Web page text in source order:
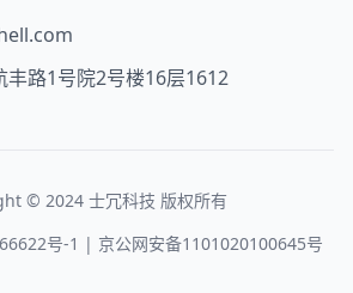
丰路1号院2号楼16层1612
© 2024 士冗科技 版权所有
号-1 | 京公网安备1101020100645号